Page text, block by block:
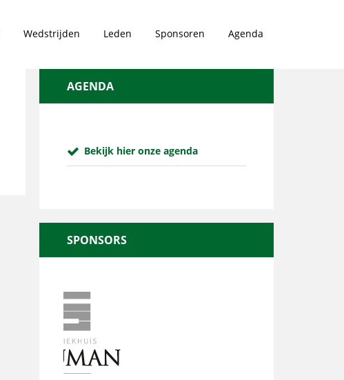
Wedstrijden Leden Sponsoren Agenda
AGENDA
Bekijk hier onze agenda
SPONSORS